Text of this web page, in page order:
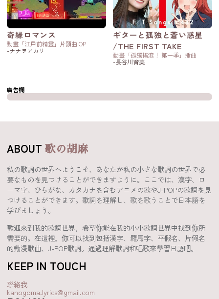
奇縁ロマンス
動畫「江戶前精靈」片頭曲 OP
-ナナヲアカリ
ギターと孤独と蒼い惑星
/THE FIRST TAKE
動畫「孤獨搖滾！ 第一季」插曲
-長谷川育美
廣告欄
ABOUT歌の胡麻
私の歌詞の世界へようこそ、あなたが私の小さな歌詞の世界で必
要なものを見つけることができますように。ここでは、漢字、ロ
ーマ字、ひらがな、カタカナを含むアニメの歌やJ-POPの歌詞を見
つけることができます。歌詞を理解し、歌を歌うことで日本語を
学びましょう。
歡迎來到我的歌詞世界，希望你能在我的小小歌詞世界中找到你所
需要的。在這裡，你可以找到包括漢字、羅馬字、平假名、片假名
的動漫歌曲、J-POP歌詞。通過理解歌詞和唱歌來學習日語吧。
KEEP IN TOUCH
聯絡我
kanogoma.lyrics@gmail.com